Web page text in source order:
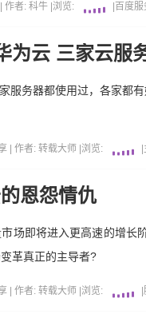
| 作者: 科牛 浏览: 百度服
为云 三家云服
服务器都使用过，各家都
| 作者: 转载大师 浏览:
恩怨情仇
场即将进入更高速的增长
革真正的主导者?
| 作者: 转载大师 浏览: